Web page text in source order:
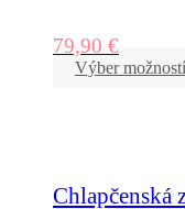
79,90 €
Výber možností
Chlapčenská